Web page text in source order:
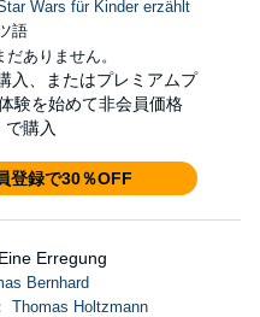
Wars für Kinder erzählt
語
ありません。
入、またはプレミアムプ
験を始めて非会員価格
購入
登録で30％OFF
Erregung
Bernhard
Thomas Holtzmann